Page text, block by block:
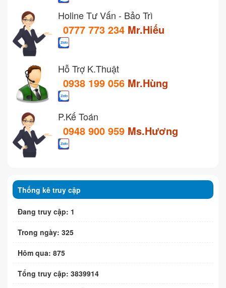
Holine Tư Vấn - Bảo Trì
0777 773 234 Mr.Hiếu
Hỗ Trợ K.Thuật
0938 199 056 Mr.Hùng
P.Kế Toán
0948 900 959 Ms.Hương
Thống kê truy cập
Đang truy cập: 1
Trong ngày: 325
Hôm qua: 875
Tổng truy cập: 3839914